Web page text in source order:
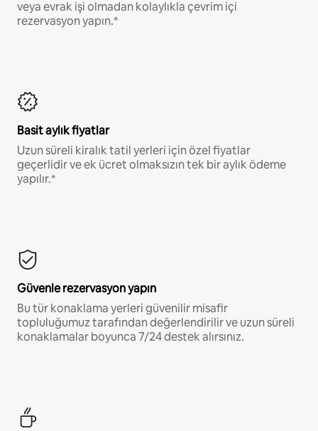
veya evrak işi olmadan kolaylıkla çevrim içi
rezervasyon yapın.*
Basit aylık fiyatlar
Uzun süreli kiralık tatil yerleri için özel fiyatlar
geçerlidir ve ek ücret olmaksızın tek bir aylık ödeme
yapılır.*
Güvenle rezervasyon yapın
Bu tür konaklama yerleri güvenilir misafir
topluluğumuz tarafından değerlendirilir ve uzun süreli
konaklamalar boyunca 7/24 destek alırsınız.